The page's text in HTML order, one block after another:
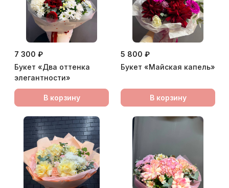
7 300 ₽
Букет «Два оттенка
элегантности»
В корзину
5 800 ₽
Букет «Майская капель»
В корзину